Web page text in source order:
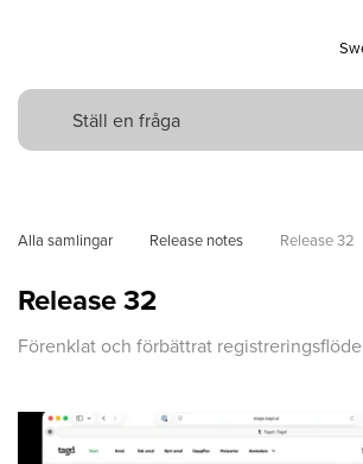
Alla samlingar Release notes Release 32
Release 32
Förenklat och förbättrat registreringsflöde